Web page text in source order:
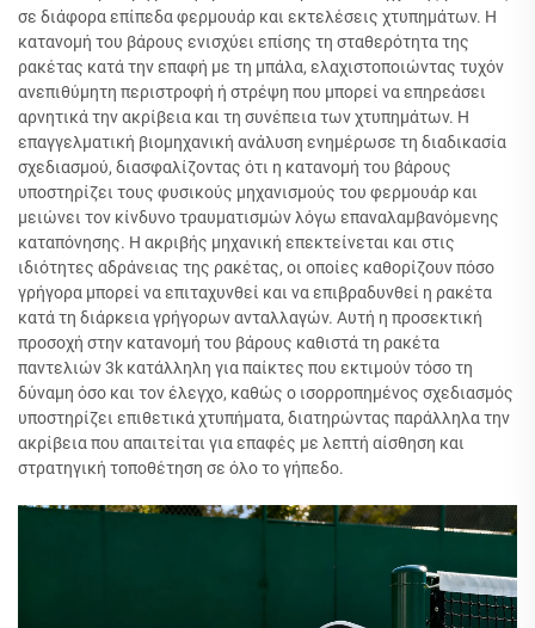
σε διάφορα επίπεδα φερμουάρ και εκτελέσεις χτυπημάτων. Η
κατανομή του βάρους ενισχύει επίσης τη σταθερότητα της
ρακέτας κατά την επαφή με τη μπάλα, ελαχιστοποιώντας τυχόν
ανεπιθύμητη περιστροφή ή στρέψη που μπορεί να επηρεάσει
αρνητικά την ακρίβεια και τη συνέπεια των χτυπημάτων. Η
επαγγελματική βιομηχανική ανάλυση ενημέρωσε τη διαδικασία
σχεδιασμού, διασφαλίζοντας ότι η κατανομή του βάρους
υποστηρίζει τους φυσικούς μηχανισμούς του φερμουάρ και
μειώνει τον κίνδυνο τραυματισμών λόγω επαναλαμβανόμενης
καταπόνησης. Η ακριβής μηχανική επεκτείνεται και στις
ιδιότητες αδράνειας της ρακέτας, οι οποίες καθορίζουν πόσο
γρήγορα μπορεί να επιταχυνθεί και να επιβραδυνθεί η ρακέτα
κατά τη διάρκεια γρήγορων ανταλλαγών. Αυτή η προσεκτική
προσοχή στην κατανομή του βάρους καθιστά τη ρακέτα
παντελιών 3k κατάλληλη για παίκτες που εκτιμούν τόσο τη
δύναμη όσο και τον έλεγχο, καθώς ο ισορροπημένος σχεδιασμός
υποστηρίζει επιθετικά χτυπήματα, διατηρώντας παράλληλα την
ακρίβεια που απαιτείται για επαφές με λεπτή αίσθηση και
στρατηγική τοποθέτηση σε όλο το γήπεδο.